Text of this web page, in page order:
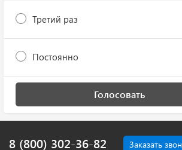
Третий раз
Постоянно
Голосовать
Заказать
8 (800) 302-36-82